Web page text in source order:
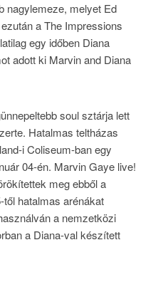
nagylemeze, melyet Ed
a The Impressions
egy időben Diana
adott ki Marvin and Diana
soul sztárja lett
Hatalmas teltházas
i Coliseum-ban egy
04-én. Marvin Gaye live!
meg ebből a
től hatalmas arénákat
a nemzetközi
a Diana-val készített